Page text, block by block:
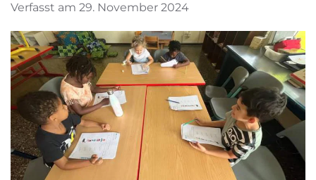
Verfasst am 29. November 2024